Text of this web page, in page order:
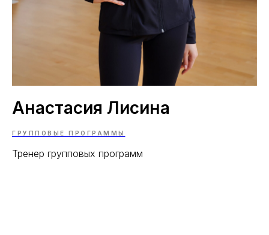
Анастасия Лисина
ГРУППОВЫЕ ПРОГРАММЫ
Тренер групповых программ